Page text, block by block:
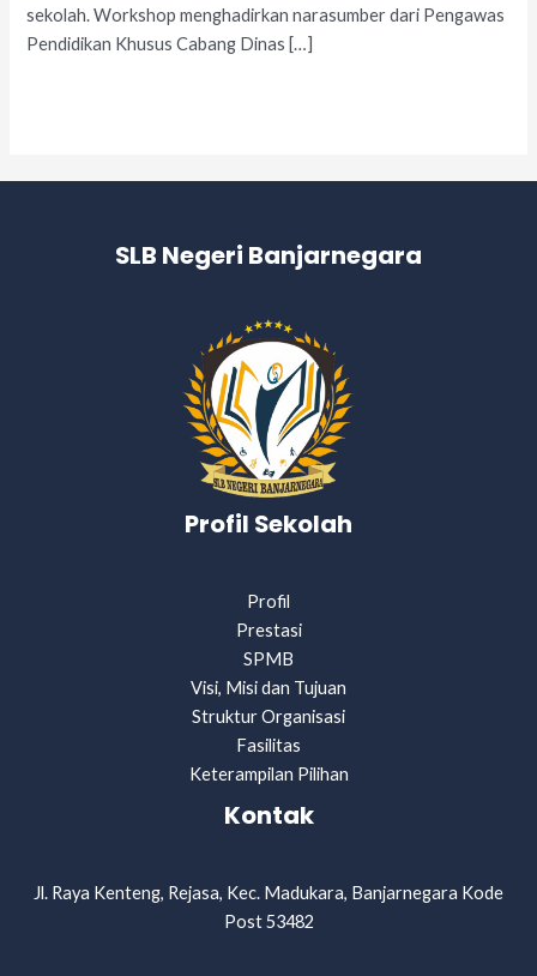
sekolah. Workshop menghadirkan narasumber dari Pengawas
Pendidikan Khusus Cabang Dinas […]
SLB Negeri Banjarnegara
Profil Sekolah
Profil
Prestasi
SPMB
Visi, Misi dan Tujuan
Struktur Organisasi
Fasilitas
Keterampilan Pilihan
Kontak
Jl. Raya Kenteng, Rejasa, Kec. Madukara, Banjarnegara Kode
Post 53482